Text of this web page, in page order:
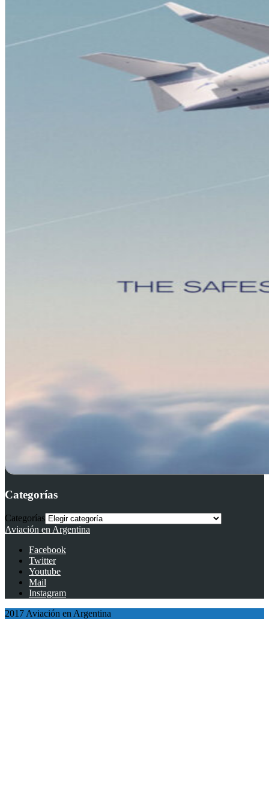
Categorías
Categorías
Aviación en Argentina
Facebook
Twitter
Youtube
Mail
Instagram
2017 Aviación en Argentina